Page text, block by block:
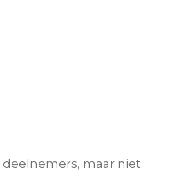
deelnemers, maar niet